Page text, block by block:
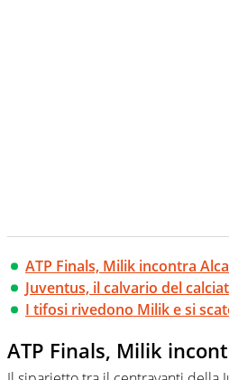
ATP Finals, Milik incontra
Juventus, il calvario del
I tifosi rivedono Milik e si
ATP Finals, Milik